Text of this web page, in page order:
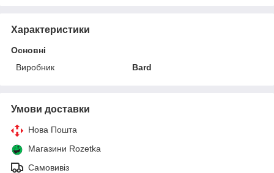
Характеристики
Основні
Виробник
Bard
Умови доставки
Нова Пошта
Магазини Rozetka
Самовивіз